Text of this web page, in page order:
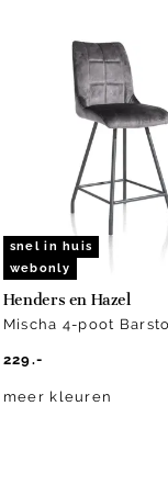
snel in huis
webonly
Henders en Hazel
Mischa 4-poot
229.-
meer kleuren